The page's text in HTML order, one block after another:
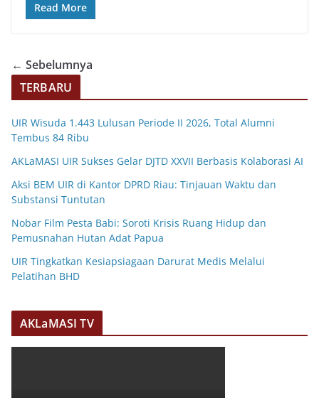
Read More
← Sebelumnya
TERBARU
UIR Wisuda 1.443 Lulusan Periode II 2026, Total Alumni
Tembus 84 Ribu
AKLaMASI UIR Sukses Gelar DJTD XXVII Berbasis Kolaborasi AI
Aksi BEM UIR di Kantor DPRD Riau: Tinjauan Waktu dan
Substansi Tuntutan
Nobar Film Pesta Babi: Soroti Krisis Ruang Hidup dan
Pemusnahan Hutan Adat Papua
UIR Tingkatkan Kesiapsiagaan Darurat Medis Melalui
Pelatihan BHD
AKLaMASI TV